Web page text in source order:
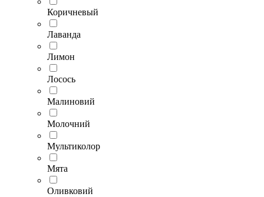
Коричневый
Лаванда
Лимон
Лосось
Малиновий
Молочний
Мультиколор
Мята
Оливковий